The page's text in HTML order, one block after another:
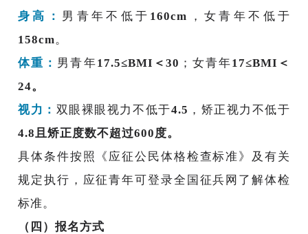
身高： 男青年不低于 160cm
，女青年不低于
158cm 。
体重： 男青年17.5≤BMI＜30 ；女青年17≤BMI＜
24。
视力： 双眼裸眼视力不低于4.5 ，矫正视力不低于
4.8且矫正度数不超过600度。
具体条件按照《应征公民体格检查标准》及有关
规定执行，应征青年可登录全国征兵网了解体检
标准。
（四）报名方式